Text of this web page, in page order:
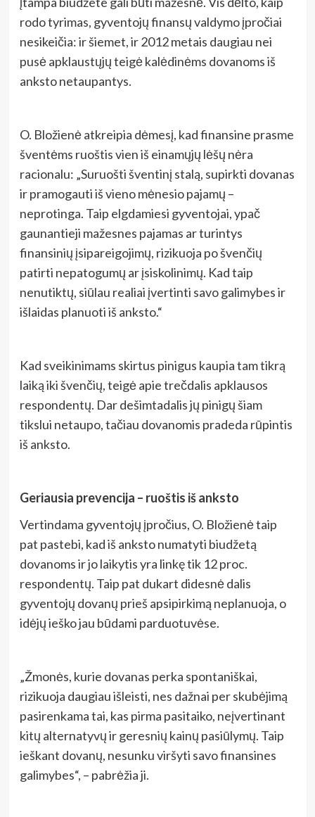
rodo tyrimas, gyventojų finansų valdymo įpročiai
nesikeičia: ir šiemet, ir 2012 metais daugiau nei
pusė apklaustųjų teigė kalėdinėms dovanoms iš
anksto netaupantys.
O. Bložienė atkreipia dėmesį, kad finansine prasme
šventėms ruoštis vien iš einamųjų lėšų nėra
racionalu: „Suruošti šventinį stalą, supirkti dovanas
ir pramogauti iš vieno mėnesio pajamų –
neprotinga. Taip elgdamiesi gyventojai, ypač
gaunantieji mažesnes pajamas ar turintys
finansinių įsipareigojimų, rizikuoja po švenčių
patirti nepatogumų ar įsiskolinimų. Kad taip
nenutiktų, siūlau realiai įvertinti savo galimybes ir
išlaidas planuoti iš anksto.“
Kad sveikinimams skirtus pinigus kaupia tam tikrą
laiką iki švenčių, teigė apie trečdalis apklausos
respondentų. Dar dešimtadalis jų pinigų šiam
tikslui netaupo, tačiau dovanomis pradeda rūpintis
iš anksto.
Geriausia prevencija – ruoštis iš anksto
Vertindama gyventojų įpročius, O. Bložienė taip
pat pastebi, kad iš anksto numatyti biudžetą
dovanoms ir jo laikytis yra linkę tik 12 proc.
respondentų. Taip pat dukart didesnė dalis
gyventojų dovanų prieš apsipirkimą neplanuoja, o
idėjų ieško jau būdami parduotuvėse.
„Žmonės, kurie dovanas perka spontaniškai,
rizikuoja daugiau išleisti, nes dažnai per skubėjimą
pasirenkama tai, kas pirma pasitaiko, neįvertinant
kitų alternatyvų ir geresnių kainų pasiūlymų. Taip
ieškant dovanų, nesunku viršyti savo finansines
galimybes“, – pabrėžia ji.